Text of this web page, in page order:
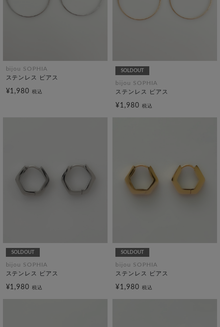
bijou SOPHIA
ステンレス ピアス
¥1,980税込
SOLDOUT
bijou SOPHIA
ステンレス ピアス
¥1,980 税込
SOLDOUT
bijou SOPHIA
ステンレス ピアス
¥1,980税込
SOLDOUT
bijou SOPHIA
ステンレス ピアス
¥1,980 税込